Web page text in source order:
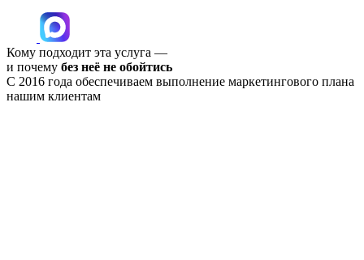
Кому подходит эта услуга —
и почему без неё не обойтись
С 2016 года обеспечиваем выполнение маркетингового плана
нашим клиентам